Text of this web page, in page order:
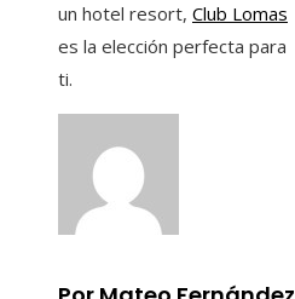
un hotel resort, Club Lomas
es la elección perfecta para
ti.